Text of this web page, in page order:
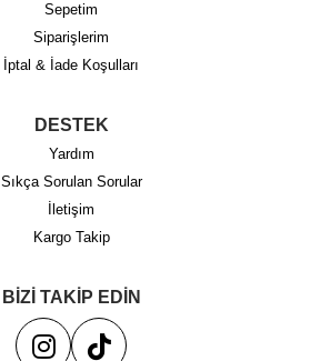
Sepetim
Siparişlerim
İptal & İade Koşulları
DESTEK
Yardım
Sıkça Sorulan Sorular
İletişim
Kargo Takip
BİZİ TAKİP EDİN